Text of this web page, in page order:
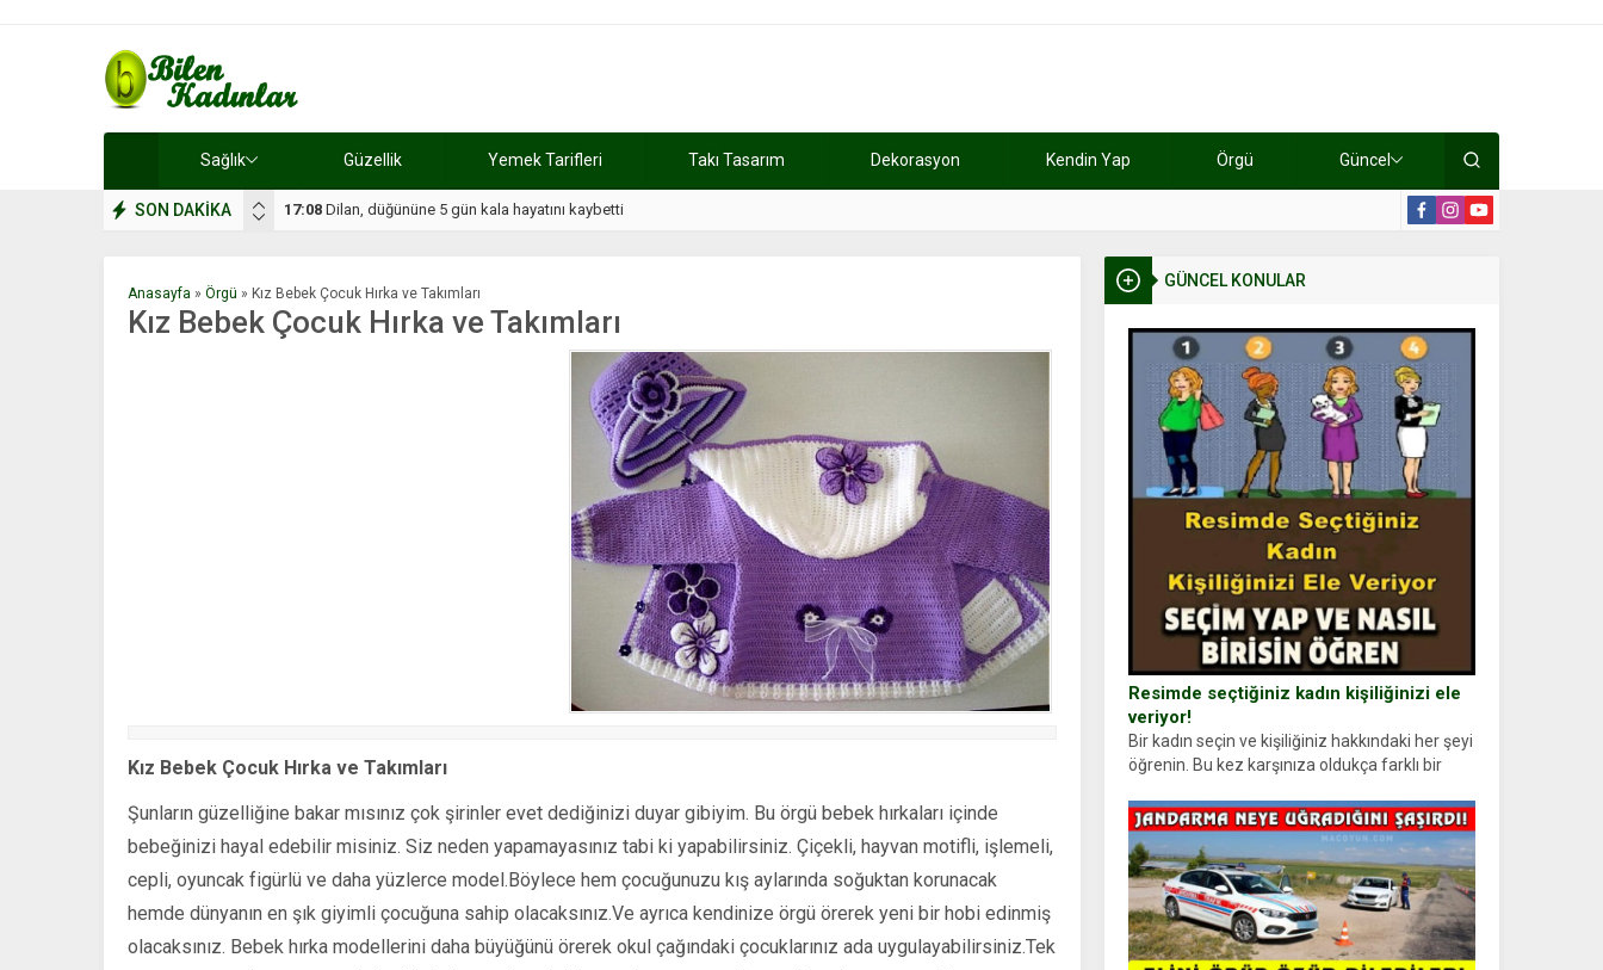
Sağlık Güzellik Yemek Tarifleri Takı Tasarım Dekorasyon Kendin Yap Örgü Güncel
SON DAKİKA 17:08 Dilan, düğününe 5 gün kala hayatını kaybetti
GÜNCEL KONULAR
Resimde seçtiğiniz kadın kişiliğinizi ele
veriyor!
Bir kadın seçin ve kişiliğiniz hakkındaki her şeyi
öğrenin. Bu kez karşınıza oldukça farklı bir
kadın figürlerinden dikkatinizi en...
Anasayfa » Örgü » Kız Bebek Çocuk Hırka ve Takımları
Kız Bebek Çocuk Hırka ve Takımları
Kız Bebek Çocuk Hırka ve Takımları
Şunların güzelliğine bakar mısınız çok şirinler evet dediğinizi duyar gibiyim. Bu örgü bebek hırkaları içinde
bebeğinizi hayal edebilir misiniz. Siz neden yapamayasınız tabi ki yapabilirsiniz. Çiçekli, hayvan motifli, işlemeli,
cepli, oyuncak figürlü ve daha yüzlerce model.Böylece hem çocuğunuzu kış aylarında soğuktan korunacak
hemde dünyanın en şık giyimli çocuğuna sahip olacaksınız.Ve ayrıca kendinize örgü örerek yeni bir hobi edinmiş
olacaksınız. Bebek hırka modellerini daha büyüğünü örerek okul çağındaki çocuklarınız ada uygulayabilirsiniz.Tek